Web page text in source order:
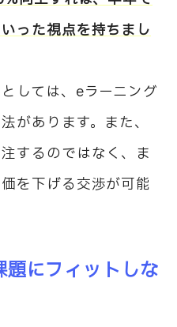
った視点を持ちまし
しては、eラーニング
があります。また、
するのではなく、ま
を下げる交渉が可能
題にフィットしな